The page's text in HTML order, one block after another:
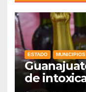
ESTADO MUNICIPIOS
de